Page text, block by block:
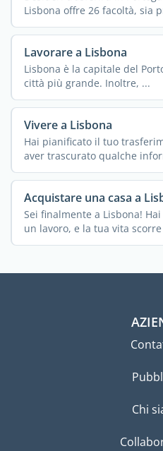
Lisbona offre 26 facoltà, sia
Lavorare a Lisbona
Lisbona è la capitale del
città più grande. Inoltre, ...
Vivere a Lisbona
Hai pianificato il tuo
aver trascurato qualche
Acquistare una casa a
Sei finalmente a Lisbona!
un lavoro, e la tua vita
...
Chi